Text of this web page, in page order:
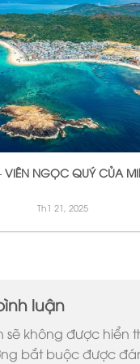
VIÊN NGỌC QUÝ CỦA
Th1 21, 2025
luận
sẽ không được hiển
bắt buộc được